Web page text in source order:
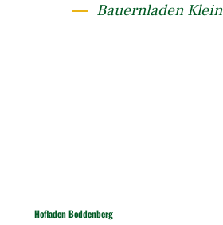
Bauernladen Klein
Hofladen Boddenberg